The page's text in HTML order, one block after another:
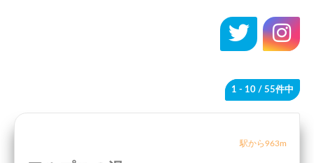
1 - 10 / 55件中
駅から963m